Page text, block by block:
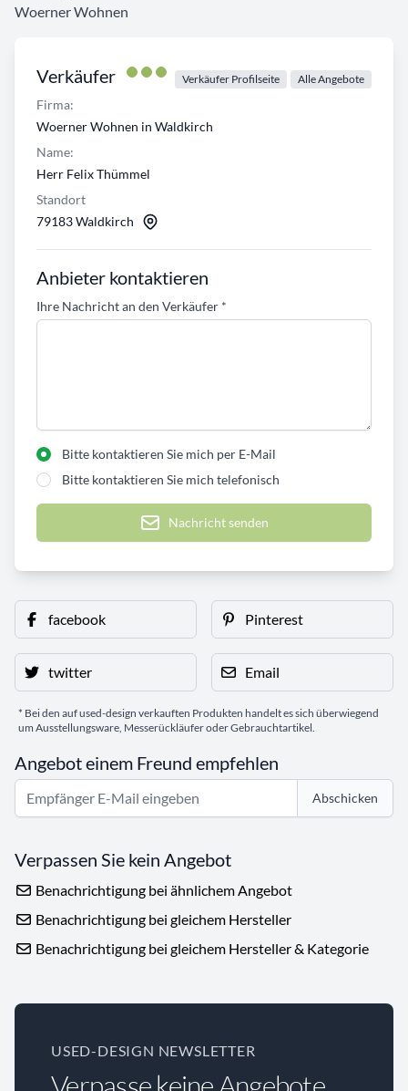
Verkäufer Verkäufer Profilseite Alle Angebote
Firma:
Woerner Wohnen in Waldkirch
Name:
Herr Felix Thümmel
Standort
79183 Waldkirch
Anbieter kontaktieren
Ihre Nachricht an den Verkäufer *
Bitte kontaktieren Sie mich per E-Mail
Bitte kontaktieren Sie mich telefonisch
Nachricht senden
Woerner Wohnen
facebook Pinterest
twitter Email
* Bei den auf used-design verkauften Produkten handelt es sich überwiegend
um Ausstellungsware, Messerückläufer oder Gebrauchtartikel.
Angebot einem Freund empfehlen
Abschicken
Verpassen Sie kein Angebot
Benachrichtigung bei ähnlichem Angebot
Benachrichtigung bei gleichem Hersteller
Benachrichtigung bei gleichem Hersteller & Kategorie
USED-DESIGN NEWSLETTER